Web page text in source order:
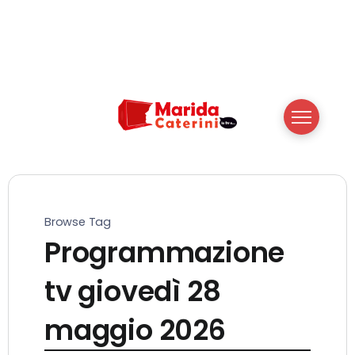
Browse Tag
Programmazione
tv giovedì 28
maggio 2026